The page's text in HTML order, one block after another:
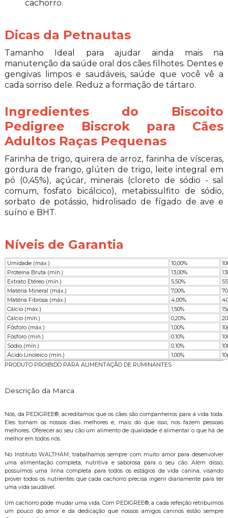
cachorro.
Dicas da Petnautas
Tamanho Ideal para ajudar ainda mais na
manutenção da saúde oral dos cães filhotes. Dentes e
gengivas limpos e saudáveis, saúde que você vê a
cada sorriso dele. Reduz a formação de tártaro.
Ingredientes do Biscoito
Pedigree Biscrok para Cães
Adultos Raças Pequenas
Farinha de trigo, quirera de arroz, farinha de vísceras,
gordura de frango, glúten de trigo, leite integral em
pó (0,45%), açúcar, minerais (cloreto de sódio - sal
comum, fosfato bicálcico), metabissulfito de sódio,
sorbato de potássio, hidrolisado de fígado de ave e
suíno e BHT.
Níveis de Garantia
Umidade (máx.) 10,00%
Proteína Bruta (mín.)
13,00%
Extrato Etéreo (mín.)
5,50%
Matéria Mineral (máx.)
7,00%
Matéria Fibrosa (máx.)
4,00%
Cálcio (máx.)
1,50%
Cálcio (mín.)
0,20%
Fósforo (máx.)
1,00%
Fósforo (mín.)
0,10%
Sódio (mín.)
0,10%
Ácido Linoleico (mín.)
1,00%
PRODUTO PROIBIDO PARA ALIMENTAÇÃO DE RUMINANTES
Descrição da Marca
Nós, da PEDIGREE®, acreditamos que os cães são companheiros para a vida toda.
Eles tornam os nossos dias melhores e, mais do que isso, nos fazem pessoas
melhores. Oferecer ao seu cão um alimento de qualidade é alimentar o que há de
melhor em todos nós.
No Instituto WALTHAM, trabalhamos sempre com muito amor para desenvolver
uma alimentação completa, nutritiva e saborosa para o seu cão. Além disso,
possuímos uma linha completa para todos os estágios da vida canina, visando
prover todos os nutrientes que cada cachorro precisa ingerir diariamente para ter
uma vida saudável.
Um cachorro pode mudar uma vida. Com PEDIGREE®, a cada refeição retribuímos
um pouco do amor e da dedicação que nossos amigos caninos estão sempre